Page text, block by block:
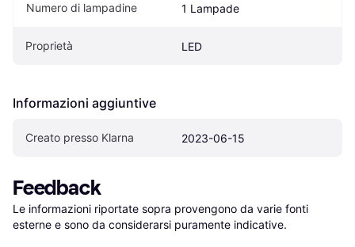
Numero di lampadine 1 Lampade
Proprietà LED
Informazioni aggiuntive
Creato presso Klarna 2023-06-15
Feedback
Le informazioni riportate sopra provengono da varie fonti
esterne e sono da considerarsi puramente indicative.